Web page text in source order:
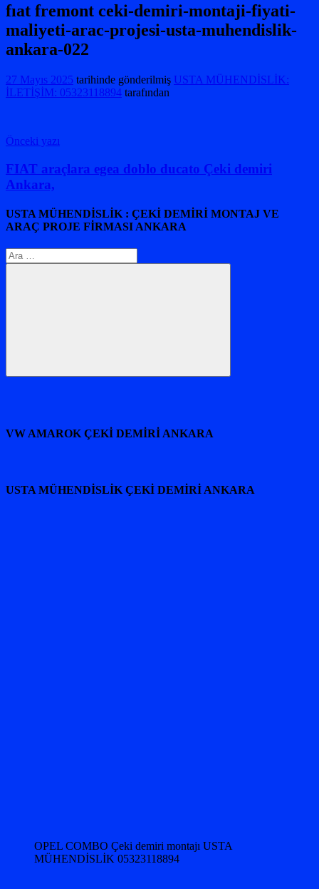
fıat fremont ceki-demiri-montaji-fiyati-
maliyeti-arac-projesi-usta-muhendislik-
ankara-022
27 Mayıs 2025 tarihinde gönderilmiş USTA MÜHENDİSLİK:
İLETİŞİM: 05323118894 tarafından
Yazı
gezinmesi
Önceki yazı
FIAT araçlara egea doblo ducato Çeki demiri
Ankara,
USTA MÜHENDİSLİK : ÇEKİ DEMİRİ MONTAJ VE
ARAÇ PROJE FİRMASI ANKARA
Arama:
Ara
VW AMAROK ÇEKİ DEMİRİ ANKARA
USTA MÜHENDİSLİK ÇEKİ DEMİRİ ANKARA
OPEL COMBO Çeki demiri montajı USTA
MÜHENDİSLİK 05323118894